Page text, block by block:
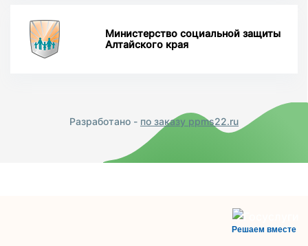
Министерство социальной защиты
Алтайского края
Разработано - по заказу ppms22.ru
Решаем вместе